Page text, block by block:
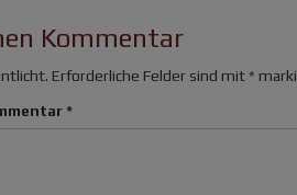
Kommentar
Erforderliche Felder sind mit*
*